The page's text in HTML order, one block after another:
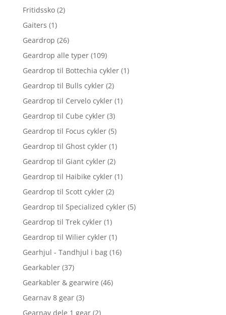
Fritidssko (2)
Gaiters (1)
Geardrop (26)
Geardrop alle typer (109)
Geardrop til Bottechia cykler (1)
Geardrop til Bulls cykler (2)
Geardrop til Cervelo cykler (1)
Geardrop til Cube cykler (3)
Geardrop til Focus cykler (5)
Geardrop til Ghost cykler (1)
Geardrop til Giant cykler (2)
Geardrop til Haibike cykler (1)
Geardrop til Scott cykler (2)
Geardrop til Specialized cykler (5)
Geardrop til Trek cykler (1)
Geardrop til Wilier cykler (1)
Gearhjul - Tandhjul i bag (16)
Gearkabler (37)
Gearkabler & gearwire (46)
Gearnav 8 gear (3)
Gearnav dele 1 gear (2)